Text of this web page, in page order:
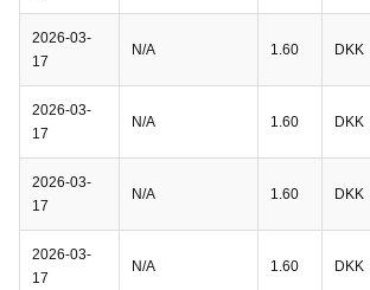
2026-03-
17
N/A 1.60 DKK
2026-03-
17
N/A 1.60 DKK
2026-03-
17
N/A 1.60 DKK
2026-03-
17
N/A 1.60 DKK